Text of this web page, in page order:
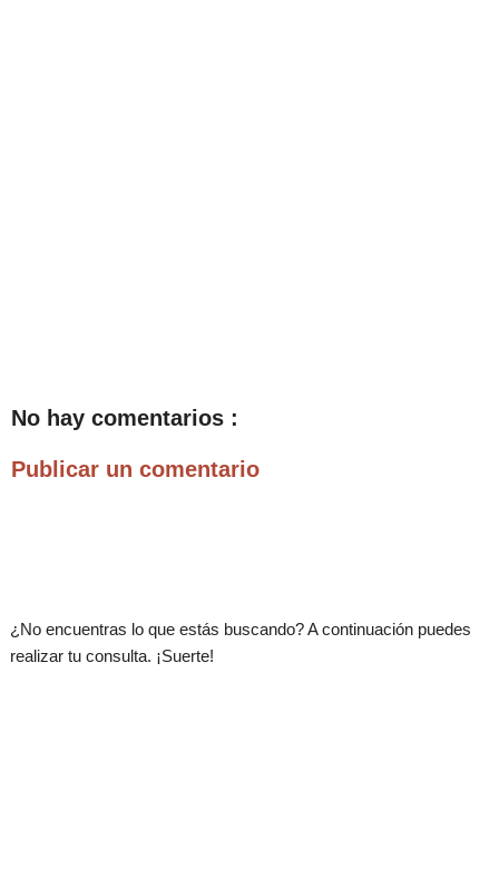
No hay comentarios :
Publicar un comentario
¿No encuentras lo que estás buscando? A continuación puedes
realizar tu consulta. ¡Suerte!